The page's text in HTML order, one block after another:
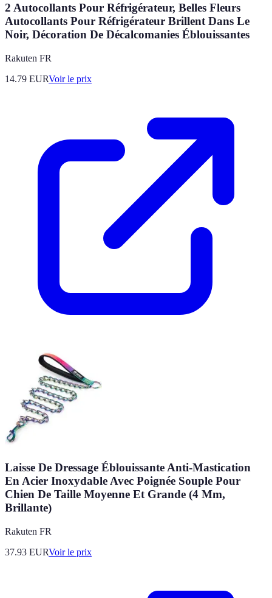
2 Autocollants Pour Réfrigérateur, Belles Fleurs
Autocollants Pour Réfrigérateur Brillent Dans Le
Noir, Décoration De Décalcomanies Éblouissantes
Rakuten FR
14.79 EURVoir le prix
Laisse De Dressage Éblouissante Anti-Mastication
En Acier Inoxydable Avec Poignée Souple Pour
Chien De Taille Moyenne Et Grande (4 Mm,
Brillante)
Rakuten FR
37.93 EURVoir le prix